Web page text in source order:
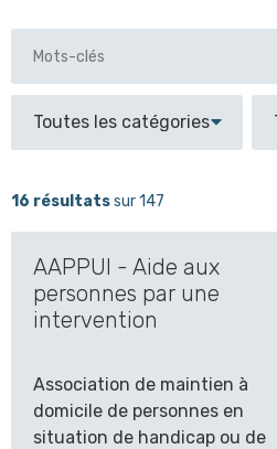
16 résultatssur 147
AAPPUI - Aide aux
personnes par une
intervention
Association de maintien à
domicile de personnes en
situation de handicap ou de